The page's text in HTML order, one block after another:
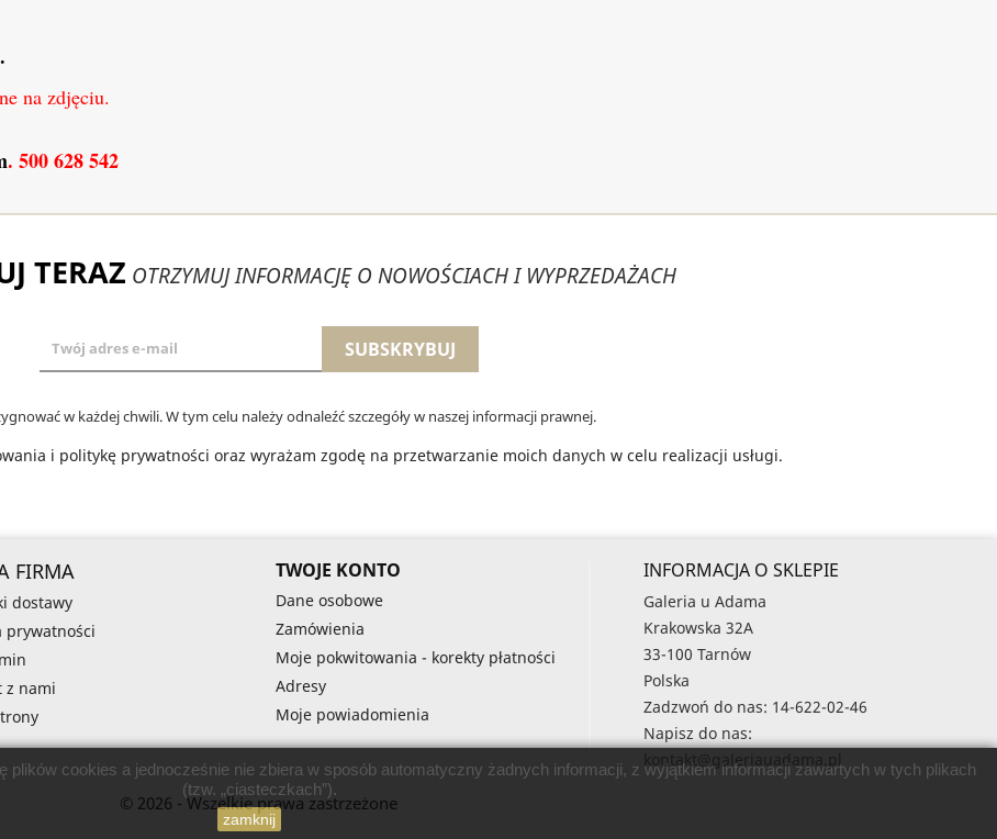
na zdjęciu.
. 500 628 542
TERAZ OTRZYMUJ INFORMACJĘ O NOWOŚCIACH I WYPRZEDAŻACH
w każdej chwili. W tym celu należy odnaleźć szczegóły w naszej informacji prawnej.
i politykę prywatności oraz wyrażam zgodę na przetwarzanie moich danych w celu realizacji usługi.
FIRMA
dostawy
prywatności
z nami
TWOJE KONTO
Dane osobowe
Zamówienia
Moje pokwitowania - korekty płatności
Adresy
Moje powiadomienia
INFORMACJA O SKLEPIE
Galeria u Adama
Krakowska 32A
33-100 Tarnów
Polska
Zadzwoń do nas: 14-622-02-46
Napisz do nas:
kontakt@galeriauadama.pl
cookies a jednocześnie nie zbiera w sposób automatyczny żadnych informacji, z wyjątkiem informacji zawartych w tych plikach
(tzw. „ciasteczkach”).
zamknij
© 2026 - Wszelkie prawa zastrzeżone